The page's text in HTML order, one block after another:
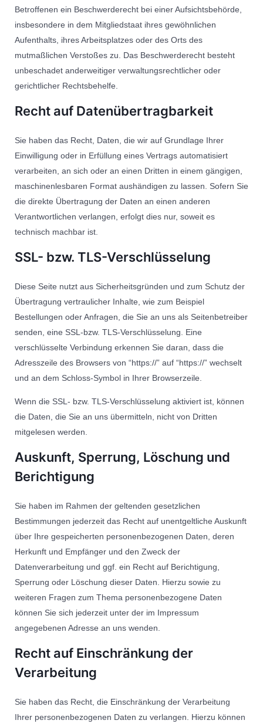
Betroffenen ein Beschwerderecht bei einer Aufsichtsbehörde,
insbesondere in dem Mitgliedstaat ihres gewöhnlichen
Aufenthalts, ihres Arbeitsplatzes oder des Orts des
mutmaßlichen Verstoßes zu. Das Beschwerderecht besteht
unbeschadet anderweitiger verwaltungsrechtlicher oder
gerichtlicher Rechtsbehelfe.
Recht auf Datenübertragbarkeit
Sie haben das Recht, Daten, die wir auf Grundlage Ihrer
Einwilligung oder in Erfüllung eines Vertrags automatisiert
verarbeiten, an sich oder an einen Dritten in einem gängigen,
maschinenlesbaren Format aushändigen zu lassen. Sofern Sie
die direkte Übertragung der Daten an einen anderen
Verantwortlichen verlangen, erfolgt dies nur, soweit es
technisch machbar ist.
SSL- bzw. TLS-Verschlüsselung
Diese Seite nutzt aus Sicherheitsgründen und zum Schutz der
Übertragung vertraulicher Inhalte, wie zum Beispiel
Bestellungen oder Anfragen, die Sie an uns als Seitenbetreiber
senden, eine SSL-bzw. TLS-Verschlüsselung. Eine
verschlüsselte Verbindung erkennen Sie daran, dass die
Adresszeile des Browsers von “https://” auf “https://” wechselt
und an dem Schloss-Symbol in Ihrer Browserzeile.
Wenn die SSL- bzw. TLS-Verschlüsselung aktiviert ist, können
die Daten, die Sie an uns übermitteln, nicht von Dritten
mitgelesen werden.
Auskunft, Sperrung, Löschung und
Berichtigung
Sie haben im Rahmen der geltenden gesetzlichen
Bestimmungen jederzeit das Recht auf unentgeltliche Auskunft
über Ihre gespeicherten personenbezogenen Daten, deren
Herkunft und Empfänger und den Zweck der
Datenverarbeitung und ggf. ein Recht auf Berichtigung,
Sperrung oder Löschung dieser Daten. Hierzu sowie zu
weiteren Fragen zum Thema personenbezogene Daten
können Sie sich jederzeit unter der im Impressum
angegebenen Adresse an uns wenden.
Recht auf Einschränkung der
Verarbeitung
Sie haben das Recht, die Einschränkung der Verarbeitung
Ihrer personenbezogenen Daten zu verlangen. Hierzu können